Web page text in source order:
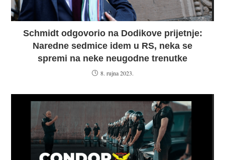
Schmidt odgovorio na Dodikove prijetnje:
Naredne sedmice idem u RS, neka se
spremi na neke neugodne trenutke
8. rujna 2023.